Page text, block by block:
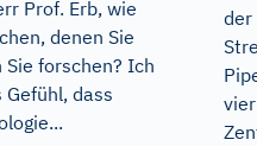
Prof. Erb, wie
denen Sie
forschen? Ich
dass
der